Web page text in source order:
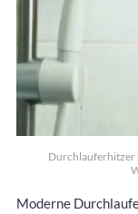
Durchlauferhitzer
Moderne